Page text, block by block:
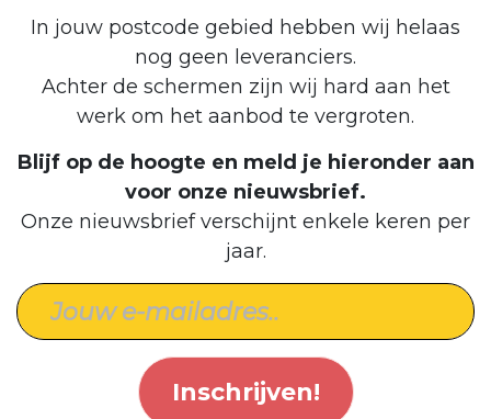
In jouw postcode gebied hebben wij helaas
nog geen leveranciers.
Achter de schermen zijn wij hard aan het
werk om het aanbod te vergroten.
Blijf op de hoogte en meld je hieronder aan
voor onze nieuwsbrief.
Onze nieuwsbrief verschijnt enkele keren per
jaar.
Inschrijven!